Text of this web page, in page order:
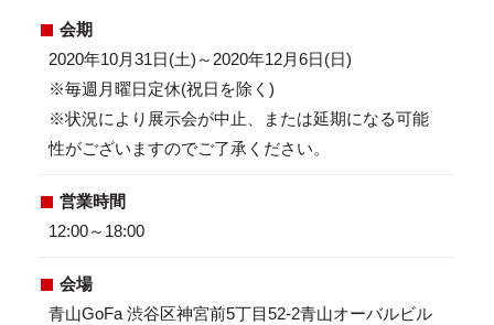
会期
2020年10月31日(土)～2020年12月6日(日)
※毎週月曜日定休(祝日を除く)
※状況により展示会が中止、または延期になる可能
性がございますのでご了承ください。
営業時間
12:00～18:00
会場
青山GoFa 渋谷区神宮前5丁目52-2青山オーバルビル